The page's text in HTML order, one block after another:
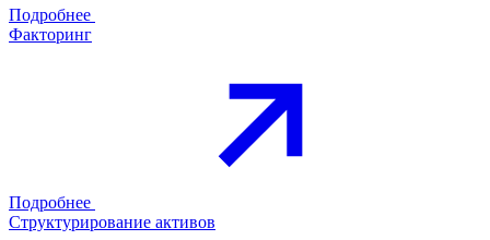
Подробнее
Факторинг
Подробнее
Структурирование активов